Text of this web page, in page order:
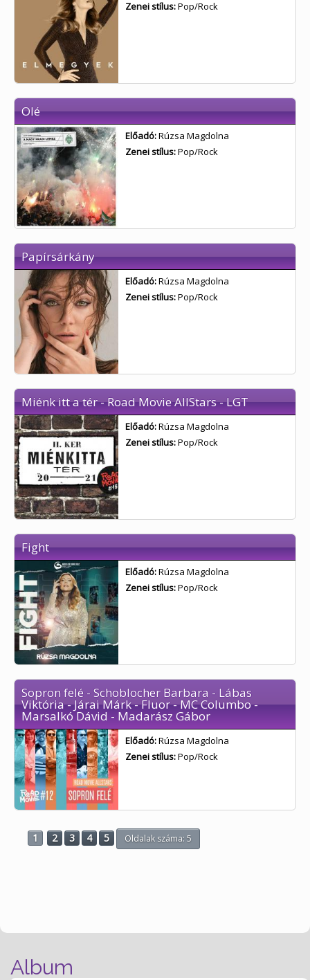
Album
Zenei stílus:Pop/Rock
Olé
Előadó:Rúzsa Magdolna
Zenei stílus:Pop/Rock
Papírsárkány
Előadó:Rúzsa Magdolna
Zenei stílus:Pop/Rock
Miénk itt a tér - Road Movie AllStars - LGT
Előadó:Rúzsa Magdolna
Zenei stílus:Pop/Rock
Fight
Előadó:Rúzsa Magdolna
Zenei stílus:Pop/Rock
Sopron felé - Schoblocher Barbara - Lábas
Viktória - Járai Márk - Fluor - MC Columbo -
Marsalkó Dávid - Madarász Gábor
Előadó:Rúzsa Magdolna
Zenei stílus:Pop/Rock
1 2 3 4 5 Oldalak száma: 5